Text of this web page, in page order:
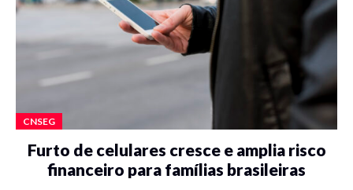
CNSEG
Furto de celulares cresce e amplia risco
financeiro para famílias brasileiras